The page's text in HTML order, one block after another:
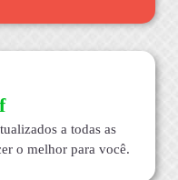
a todas as
o melhor para você.